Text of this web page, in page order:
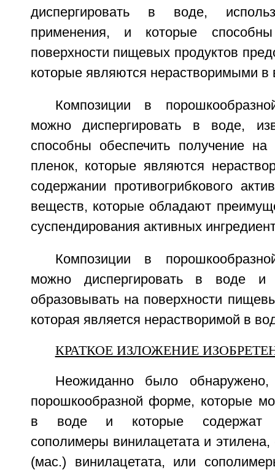
диспергировать в воде,
применения, и которые
поверхности пищевых продуктов
которые являются нерастворимыми в
Композиции в
можно диспергировать в воде,
способны обеспечить получение
пленок, которые являются
содержании противогрибкового
веществ, которые обладают
суспендирования активных
Композиции в
можно диспергировать в воде и
образовывать на поверхности
которая является нерастворимой в
КРАТКОЕ ИЗЛОЖЕНИЕ
Неожиданно было
порошкообразной форме, которые
в воде и которые содержат
сополимеры винилацетата и
(мас.) винилацетата, или